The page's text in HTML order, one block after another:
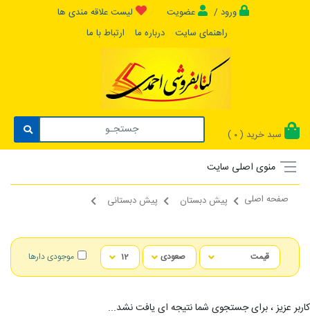
ورود / عضویت
لیست علاقه مندی ها
راهنمای سایت
درباره ما ارتباط با ما
سبد خرید ( 0
)
منوی اصلی سایت
صفحه اصلی پیش دبستان پیش دبستانی
موجودی دارها
کاربر عزیز ، برای جستجوی شما نتیجه ای یافت نشد...